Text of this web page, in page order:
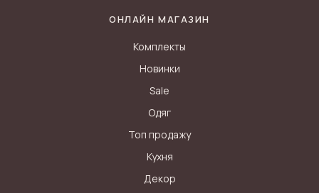
ОНЛАЙН МАГАЗИН
Комплекты
Новинки
Sale
Одяг
Топ продажу
Кухня
Декор